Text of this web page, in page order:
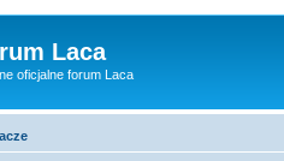
Laca
oficjalne forum Laca